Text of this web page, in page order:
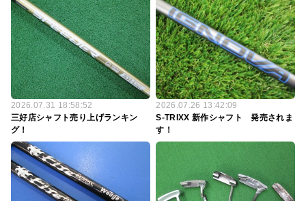
2026.07.31 18:58:52
三好店シャフト売り上げランキン
グ！
2026.07.26 13:42:09
S-TRIXX 新作シャフト 発売されま
す！